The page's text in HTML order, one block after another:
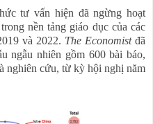
tư vấn hiện đã ngừng hoạt
nền tảng giáo dục của các
và 2022. The Economistđã
ngẫu nhiên gồm 600 bài báo,
nghiên cứu, từ kỳ hội nghị năm